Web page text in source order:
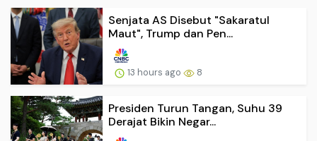
Senjata AS Disebut "Sakaratul
Maut", Trump dan Pen...
13 hours ago 8
Presiden Turun Tangan, Suhu 39
Derajat Bikin Negar...